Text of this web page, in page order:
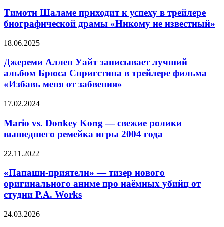
Gaiden:
The
Who
His
Name
приходит
к
успеху
трейлере
драмы
«Никому
не
Тимоти Шаламе приходит к успеху в трейлере
биографической драмы «Никому не известный»
Джереми
Уайт
записывает
лучший
альбом
Спригстина
трейлере
фильма
«Избавь
меня
забвения»
18.06.2025
Джереми Аллен Уайт записывает лучший
альбом Брюса Спригстина в трейлере фильма
«Избавь меня от забвения»
Mario
Donkey
Kong —
свежие
вышедшего
игры
2004
года
17.02.2024
Mario vs. Donkey Kong — свежие ролики
вышедшего ремейка игры 2004 года
«Папаши-
—
нового
оригинального
про
22.11.2022
«Папаши-приятели» — тизер нового
оригинального аниме про наёмных убийц от
студии P.A. Works
Стадо
24.03.2026